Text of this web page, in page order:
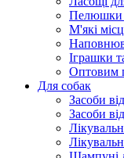
Пелюшки
М'які
Іграшки
Оптовим
Для собак
Засоби
Засоби